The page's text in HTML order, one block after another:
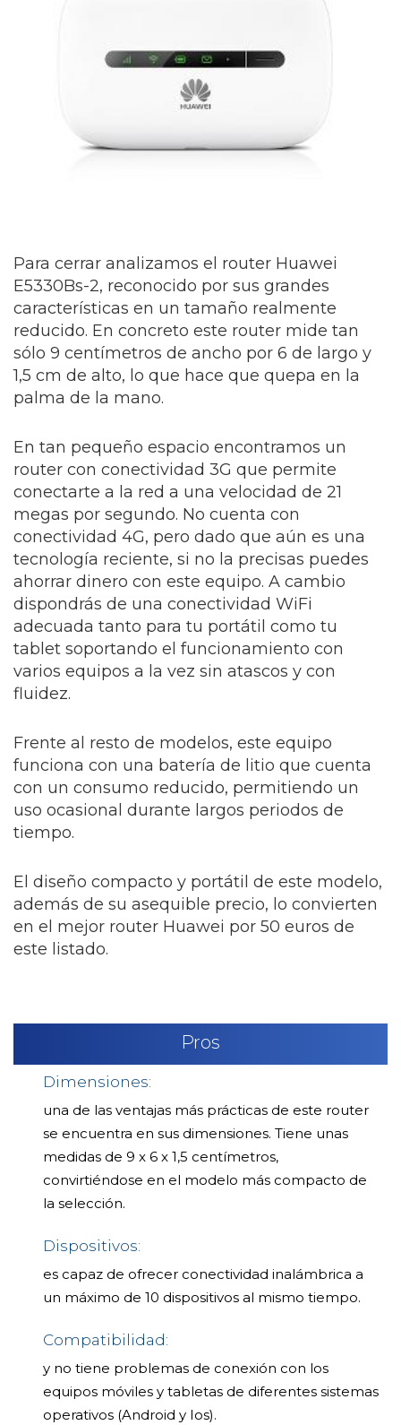
Para cerrar analizamos el router Huawei
E5330Bs-2, reconocido por sus grandes
características en un tamaño realmente
reducido. En concreto este router mide tan
sólo 9 centímetros de ancho por 6 de largo y
1,5 cm de alto, lo que hace que quepa en la
palma de la mano.
En tan pequeño espacio encontramos un
router con conectividad 3G que permite
conectarte a la red a una velocidad de 21
megas por segundo. No cuenta con
conectividad 4G, pero dado que aún es una
tecnología reciente, si no la precisas puedes
ahorrar dinero con este equipo. A cambio
dispondrás de una conectividad WiFi
adecuada tanto para tu portátil como tu
tablet soportando el funcionamiento con
varios equipos a la vez sin atascos y con
fluidez.
Frente al resto de modelos, este equipo
funciona con una batería de litio que cuenta
con un consumo reducido, permitiendo un
uso ocasional durante largos periodos de
tiempo.
El diseño compacto y portátil de este modelo,
además de su asequible precio, lo convierten
en el mejor router Huawei por 50 euros de
este listado.
Pros
Dimensiones:
una de las ventajas más prácticas de este router
se encuentra en sus dimensiones. Tiene unas
medidas de 9 x 6 x 1,5 centímetros,
convirtiéndose en el modelo más compacto de
la selección.
Dispositivos:
es capaz de ofrecer conectividad inalámbrica a
un máximo de 10 dispositivos al mismo tiempo.
Compatibilidad:
y no tiene problemas de conexión con los
equipos móviles y tabletas de diferentes sistemas
operativos (Android y Ios).